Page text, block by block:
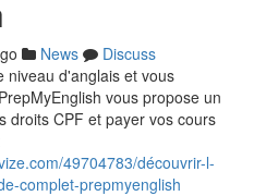
News
Discuss
niveau d'anglais et vous
vous propose un
droits CPF et payer vos cours
49704783/découvrir-l-
complet-prepmyenglish